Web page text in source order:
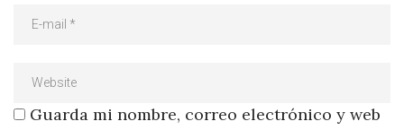
Guarda mi nombre, correo electrónico y web